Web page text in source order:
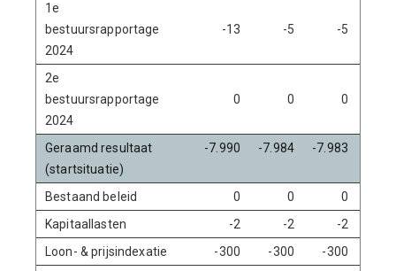
1e
bestuursrapportage
2024
-13 -5 -5
2e
bestuursrapportage
2024
0 0 0
Geraamd resultaat
(startsituatie)
-7.990 -7.984 -7.983
Bestaand beleid 0 0 0
Kapitaallasten
-2 -2 -2
Loon- & prijsindexatie
-300 -300 -300